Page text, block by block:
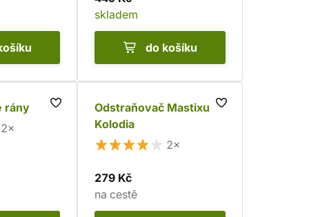
skladem
do košíku
rány
2×
Odstraňovač Mastixu a
Kolodia
2×
279 Kč
na cestě